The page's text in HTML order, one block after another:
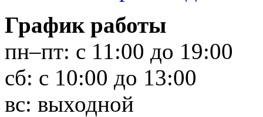
График работы
пн–пт: с 11:00 до 19:00
сб: с 10:00 до 13:00
вс: выходной